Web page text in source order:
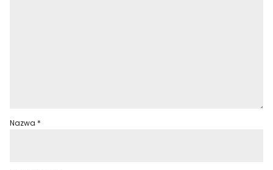
Nazwa *